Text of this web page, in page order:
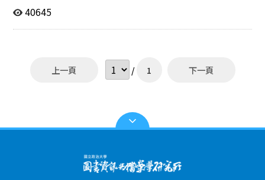
40645
上一頁 / 1 下一頁